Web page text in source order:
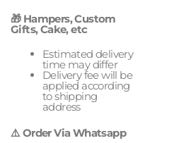
🎁 Hampers, Custom
Gifts, Cake, etc
Estimated delivery
time may differ
Delivery fee will be
applied according
to shipping
address
⚠️ Order Via Whatsapp